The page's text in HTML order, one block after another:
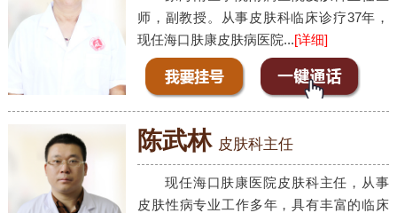
师，副教授。从事皮肤科临床诊疗37年，
现任海口肤康皮肤病医院...[详细]
陈武林 皮肤科主任
现任海口肤康医院皮肤科主任，从事
皮肤性病专业工作多年，具有丰富的临床